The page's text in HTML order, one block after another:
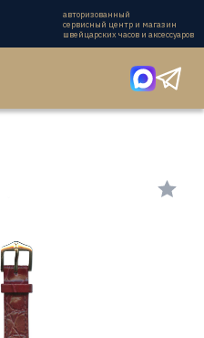
авторизованный
сервисный центр и магазин
швейцарских часов и аксессуаров
123028-60-1-14